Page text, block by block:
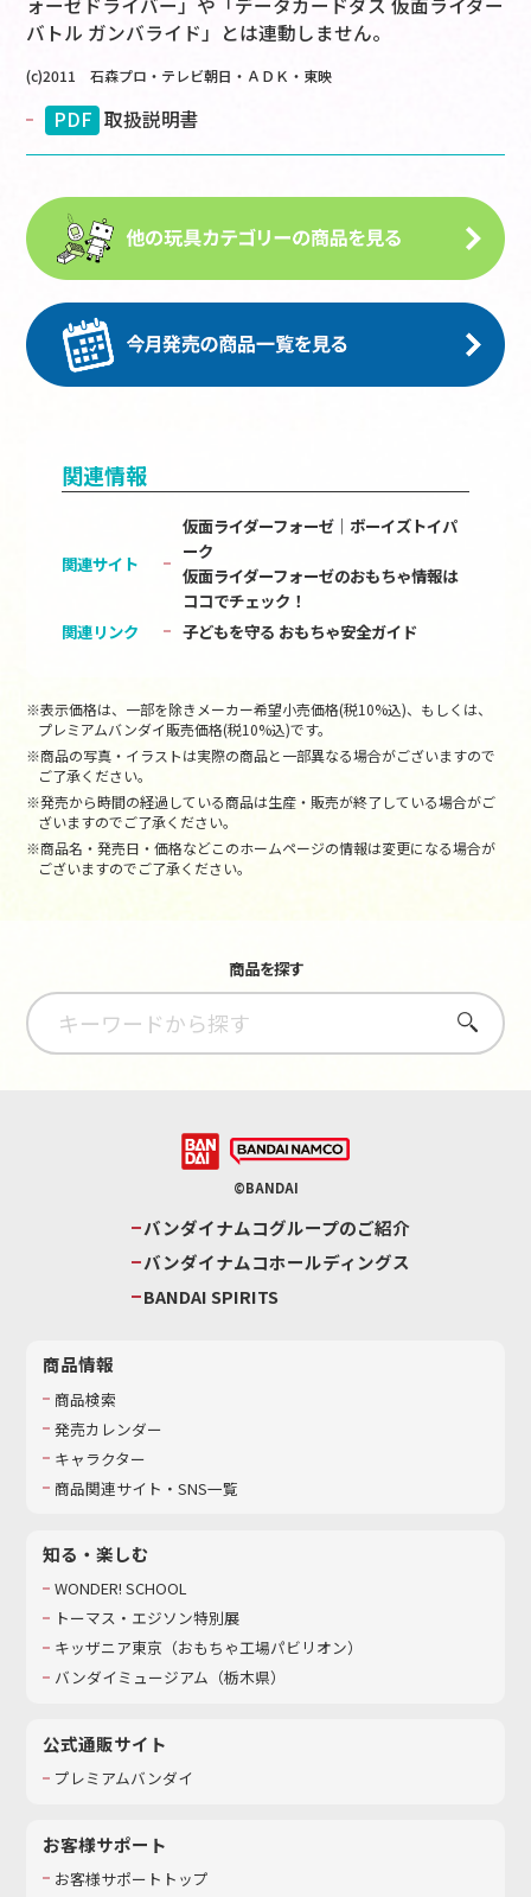
ォーゼドライバー」や「データカードダス 仮面ライダー
バトル ガンバライド」とは連動しません。
(c)2011 石森プロ・テレビ朝日・ＡＤＫ・東映
PDF 取扱説明書
関連情報
関連サイト
仮面ライダーフォーゼ｜ボーイズトイパ
ーク
仮面ライダーフォーゼのおもちゃ情報は
ココでチェック！
関連リンク
子どもを守る おもちゃ安全ガイド
※表示価格は、一部を除きメーカー希望小売価格(税10%込)、もしくは、
プレミアムバンダイ販売価格(税10%込)です。
※商品の写真・イラストは実際の商品と一部異なる場合がございますので
ご了承ください。
※発売から時間の経過している商品は生産・販売が終了している場合がご
ざいますのでご了承ください。
※商品名・発売日・価格などこのホームページの情報は変更になる場合が
ございますのでご了承ください。
商品を探す
さがす
©BANDAI
バンダイナムコグループのご紹介
バンダイナムコホールディングス
BANDAI SPIRITS
商品情報
商品検索
発売カレンダー
キャラクター
商品関連サイト・SNS一覧
知る・楽しむ
WONDER! SCHOOL
トーマス・エジソン特別展
キッザニア東京（おもちゃ工場パビリオン）​
バンダイミュージアム（栃木県）
公式通販サイト
プレミアムバンダイ
お客様サポート
お客様サポートトップ